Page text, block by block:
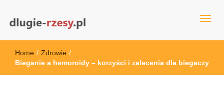
dlugie-rzesy.pl
Home / Zdrowie /
Bieganie a hemoroidy – korzyści i zalecenia dla biegaczy